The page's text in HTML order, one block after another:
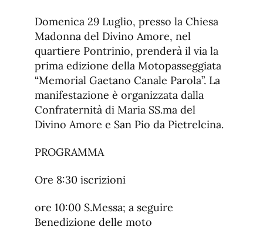
fuente
de
fuente.
Domenica 29 Luglio, presso la Chiesa
Madonna del Divino Amore, nel
quartiere Pontrinio, prenderà il via la
prima edizione della Motopasseggiata
“Memorial Gaetano Canale Parola”. La
manifestazione è organizzata dalla
Confraternità di Maria SS.ma del
Divino Amore e San Pio da Pietrelcina.
PROGRAMMA
Ore 8:30 iscrizioni
ore 10:00 S.Messa; a seguire
Benedizione delle moto